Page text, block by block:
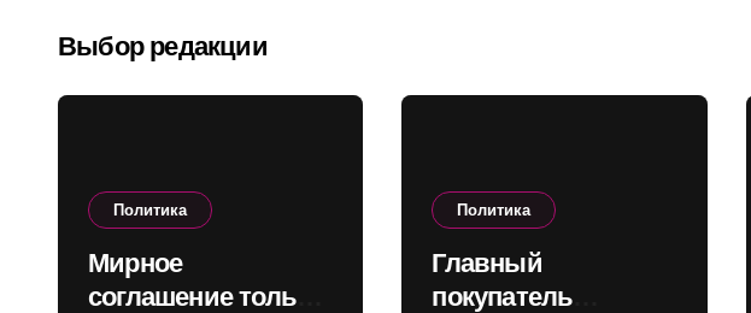
Выбор редакции
Политика
Мирное
соглашение только
Политика
Главный
покупатель